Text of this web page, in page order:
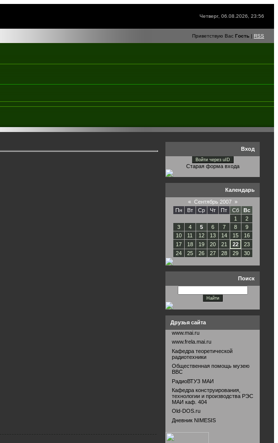
Четверг, 06.08.2026, 23:56
Приветствую Вас Гость | RSS
Вход
Войти через uID
Старая форма входа
Календарь
« Сентябрь 2007 »
Пн
Вт Ср Чт Пт Сб
Вс
1
2
3
4 5 6 7 8
9
10
11 12 13 14 15
16
17
18 19 20 21 22
23
24
25 26 27 28 29 30
Поиск
Друзья сайта
www.mai.ru
www.frela.mai.ru
Кафедра теоретической
радиотехники
Общественная помощь музею
ВВС
РадиоВТУЗ МАИ
Кафедра конструирования,
технологии и производства РЭС
МАИ каф. 404
Old-DOS.ru
Дневник NIMESIS